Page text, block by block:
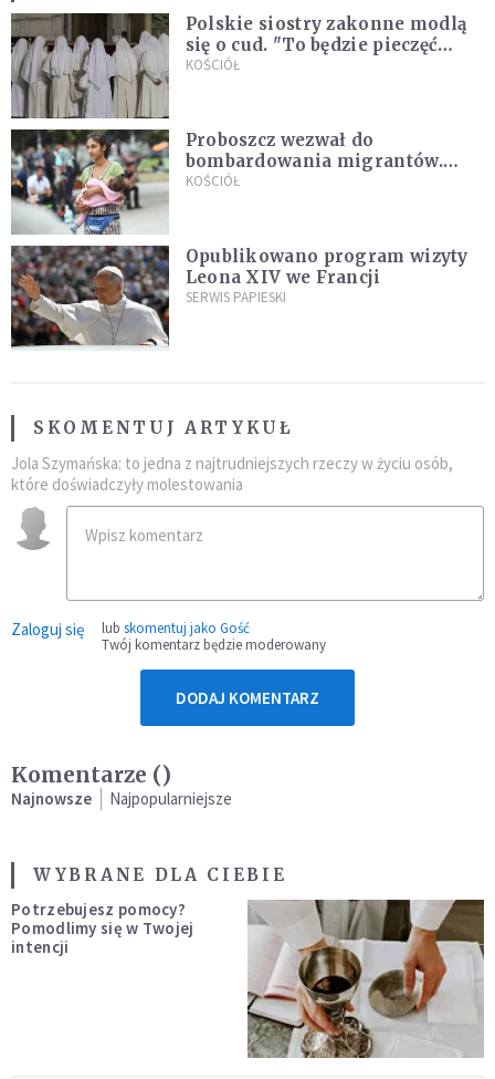
Polskie siostry zakonne modlą
się o cud. "To będzie pieczęć
Pana Boga dla naszej wiary"
KOŚCIÓŁ
Proboszcz wezwał do
bombardowania migrantów.
"Masowy ogień przeciwko
KOŚCIÓŁ
Opublikowano program wizyty
Leona XIV we Francji
SERWIS PAPIESKI
SKOMENTUJ ARTYKUŁ
Jola Szymańska: to jedna z najtrudniejszych rzeczy w życiu osób,
które doświadczyły molestowania
Zaloguj się lub skomentuj jako Gość
Twój komentarz będzie moderowany
DODAJ KOMENTARZ
Komentarze ()
Najnowsze Najpopularniejsze
WYBRANE DLA CIEBIE
Potrzebujesz pomocy?
Pomodlimy się w Twojej
intencji